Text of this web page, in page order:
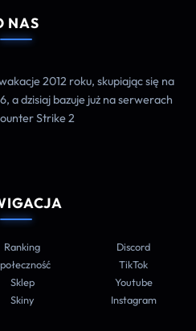
NAS
2012 roku, skupiając się na
a dzisiaj bazuje już na serwerach
Strike 2
Ranking
Sklep
Skiny
Discord
TikTok
Youtube
Instagram